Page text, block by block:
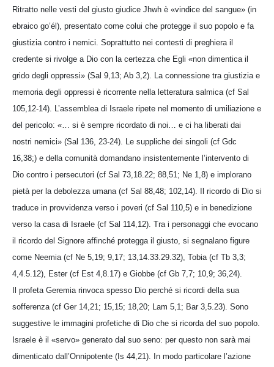
Ritratto nelle vesti del giusto giudice Jhwh è «vindice del sangue» (in
ebraico go’él), presentato come colui che protegge il suo popolo e fa
giustizia contro i nemici. Soprattutto nei contesti di preghiera il
credente si rivolge a Dio con la certezza che Egli «non dimentica il
grido degli oppressi» (Sal 9,13; Ab 3,2). La connessione tra giustizia e
memoria degli oppressi è ricorrente nella letteratura salmica (cf Sal
105,12-14). L’assemblea di Israele ripete nel momento di umiliazione e
del pericolo: «… si è sempre ricordato di noi… e ci ha liberati dai
nostri nemici» (Sal 136, 23-24). Le suppliche dei singoli (cf Gdc
16,38;) e della comunità domandano insistentemente l’intervento di
Dio contro i persecutori (cf Sal 73,18.22; 88,51; Ne 1,8) e implorano
pietà per la debolezza umana (cf Sal 88,48; 102,14). Il ricordo di Dio si
traduce in provvidenza verso i poveri (cf Sal 110,5) e in benedizione
verso la casa di Israele (cf Sal 114,12). Tra i personaggi che evocano
il ricordo del Signore affinché protegga il giusto, si segnalano figure
come Neemia (cf Ne 5,19; 9,17; 13,14.33.29.32), Tobia (cf Tb 3,3;
4,4.5.12), Ester (cf Est 4,8.17) e Giobbe (cf Gb 7,7; 10,9; 36,24).
Il profeta Geremia rinvoca spesso Dio perché si ricordi della sua
sofferenza (cf Ger 14,21; 15,15; 18,20; Lam 5,1; Bar 3,5.23). Sono
suggestive le immagini profetiche di Dio che si ricorda del suo popolo.
Israele è il «servo» generato dal suo seno: per questo non sarà mai
dimenticato dall’Onnipotente (Is 44,21). In modo particolare l’azione